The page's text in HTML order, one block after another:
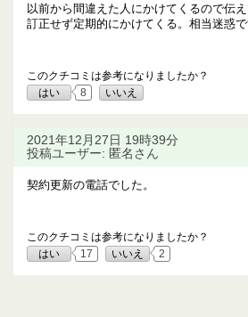
以前から間違えた人にかけてくるので伝
訂正せず定期的にかけてくる。相当迷惑で
このクチコミは参考になりましたか？
はい
8 いいえ
2021年12月27日 19時39分
投稿ユーザー: 匿名さん
契約更新の電話でした。
このクチコミは参考になりましたか？
はい
17 いいえ 2